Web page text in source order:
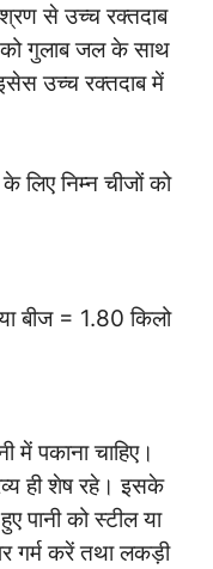
से उच्च रक्तदाब
को गुलाब जल के साथ
उच्च रक्तदाब में
लिए निम्न चीजों को
बीज = 1.80 किलो
में पकाना चाहिए।
ही शेष रहे। इसके
पानी को स्टील या
गर्म करें तथा लकड़ी